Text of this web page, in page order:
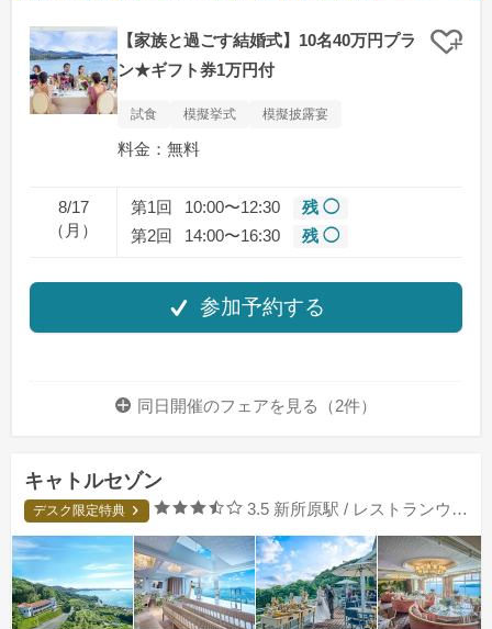
【家族と過ごす結婚式】10名40万円プラ
ン★ギフト券1万円付
クリ
試食 模擬挙式 模擬披露宴
料金：無料
8/17
（月）
第1回 10:00〜12:30
残 ◯
第2回
14:00〜16:30 残 ◯
参加予約する
同日開催のフェアを 見る（2件）
キャトルセゾン
デスク限定特典 口コミ評価
3.5 新所原駅 / レストランウエディング